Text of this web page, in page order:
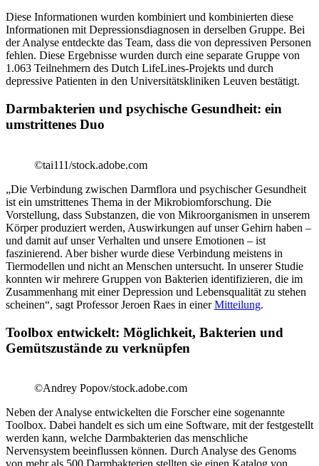
Diese Informationen wurden kombiniert und kombinierten diese
Informationen mit Depressionsdiagnosen in derselben Gruppe. Bei
der Analyse entdeckte das Team, dass die von depressiven Personen
fehlen. Diese Ergebnisse wurden durch eine separate Gruppe von
1.063 Teilnehmern des Dutch LifeLines-Projekts und durch
depressive Patienten in den Universitätskliniken Leuven bestätigt.
Darmbakterien und psychische Gesundheit: ein
umstrittenes Duo
©tai111/stock.adobe.com
„Die Verbindung zwischen Darmflora und psychischer Gesundheit
ist ein umstrittenes Thema in der Mikrobiomforschung. Die
Vorstellung, dass Substanzen, die von Mikroorganismen in unserem
Körper produziert werden, Auswirkungen auf unser Gehirn haben –
und damit auf unser Verhalten und unsere Emotionen – ist
faszinierend. Aber bisher wurde diese Verbindung meistens in
Tiermodellen und nicht an Menschen untersucht. In unserer Studie
konnten wir mehrere Gruppen von Bakterien identifizieren, die im
Zusammenhang mit einer Depression und Lebensqualität zu stehen
scheinen“, sagt Professor Jeroen Raes in einerMitteilung.
Toolbox entwickelt: Möglichkeit, Bakterien und
Gemütszustände zu verknüpfen
©Andrey Popov/stock.adobe.com
Neben der Analyse entwickelten die Forscher eine sogenannte
Toolbox. Dabei handelt es sich um eine Software, mit der festgestellt
werden kann, welche Darmbakterien das menschliche
Nervensystem beeinflussen können. Durch Analyse des Genoms